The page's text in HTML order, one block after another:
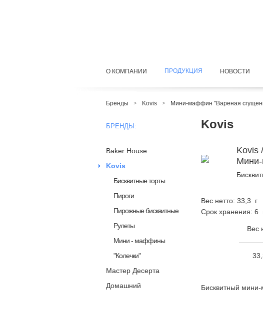
О КОМПАНИИ ПРОДУКЦИЯ НОВОСТИ
Бренды > Kovis > Мини-маффин "Вареная
Kovis
Вес нетто: 33,3 г
Срок хранения: 6
Вес
Бисквитный
БРЕНДЫ:
Baker House
Kovis
Бисквитные торты
Пироги
Пирожные бисквитные
Рулеты
Мини - маффины
"Колечки"
Мастер Десерта
Домашний